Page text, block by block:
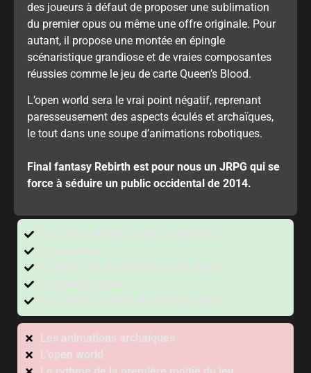
des joueurs à défaut de proposer une sublimation
du premier opus ou même une offre originale. Pour
autant, il propose une montée en épingle
scénaristique grandiose et de vraies composantes
réussies comme le jeu de carte Queen’s Blood.
L’open world sera le vrai point négatif, reprenant
paresseusement des aspects éculés et archaïques,
le tout dans une soupe d’animations robotiques.
Final fantasy Rebirth est pour nous un JRPG qui se
force à séduire un public occidental de 2014.
Les animations archaïques
L'open world